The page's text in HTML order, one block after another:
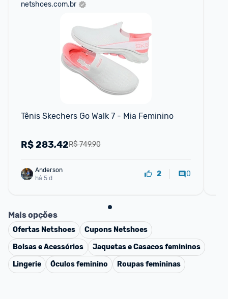
netshoes.com.br
Tênis Skechers Go Walk 7 - Mia Feminino
R$ 749,90
R$283,42
Anderson
há 5 d
2 0
Mais opções
Ofertas Netshoes Cupons Netshoes
Bolsas e Acessórios
Jaquetas e Casacos femininos
Lingerie
Óculos feminino Roupas femininas